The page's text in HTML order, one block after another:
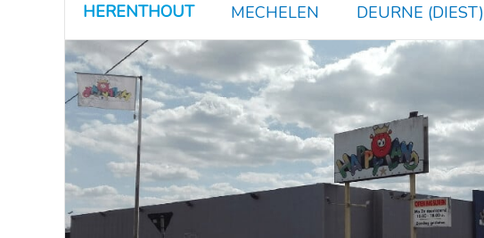
HERENTHOUT MECHELEN DEURNE (DIEST)